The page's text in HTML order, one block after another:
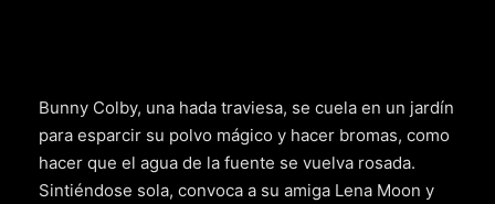
Bunny Colby, una hada traviesa, se cuela en un jardín
para esparcir su polvo mágico y hacer bromas, como
hacer que el agua de la fuente se vuelva rosada.
Sintiéndose sola, convoca a su amiga Lena Moon y